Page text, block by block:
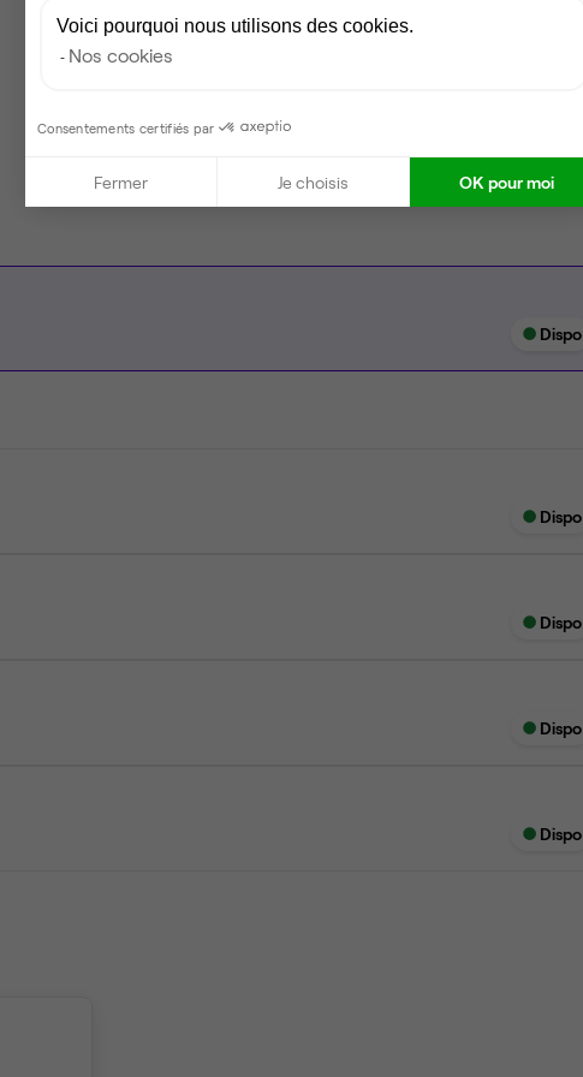
Espace détente
Dispo
Dispo
Dispo
Dispo
Dispo
Voici pourquoi nous utilisons des cookies.
Nos cookies
Consentements certifiés par
Fermer Je choisis OK pour moi